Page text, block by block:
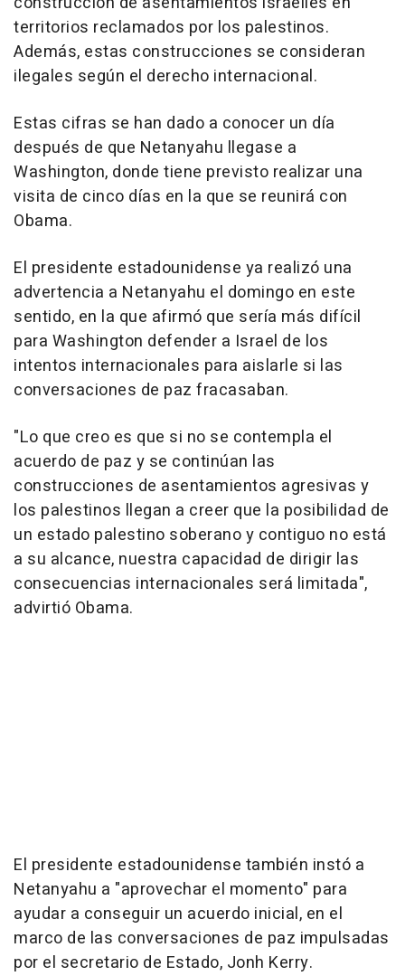
territorios reclamados por los palestinos.
Además, estas construcciones se consideran
ilegales según el derecho internacional.
Estas cifras se han dado a conocer un día
después de que Netanyahu llegase a
Washington, donde tiene previsto realizar una
visita de cinco días en la que se reunirá con
Obama.
El presidente estadounidense ya realizó una
advertencia a Netanyahu el domingo en este
sentido, en la que afirmó que sería más difícil
para Washington defender a Israel de los
intentos internacionales para aislarle si las
conversaciones de paz fracasaban.
"Lo que creo es que si no se contempla el
acuerdo de paz y se continúan las
construcciones de asentamientos agresivas y
los palestinos llegan a creer que la posibilidad de
un estado palestino soberano y contiguo no está
a su alcance, nuestra capacidad de dirigir las
consecuencias internacionales será limitada",
advirtió Obama.
El presidente estadounidense también instó a
Netanyahu a "aprovechar el momento" para
ayudar a conseguir un acuerdo inicial, en el
marco de las conversaciones de paz impulsadas
por el secretario de Estado, Jonh Kerry.